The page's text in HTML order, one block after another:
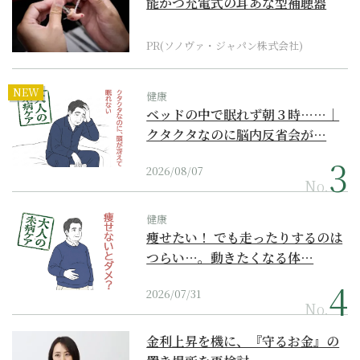
PR(ソノヴァ・ジャパン株式会社)
NEW 健康
ベッドの中で眠れず朝３時……｜
クタクタなのに脳内反省会が…
2026/08/07
No.
健康
痩せたい！ でも走ったりするのは
つらい…。動きたくなる体…
2026/07/31
No.
金利上昇を機に、『守るお金』の